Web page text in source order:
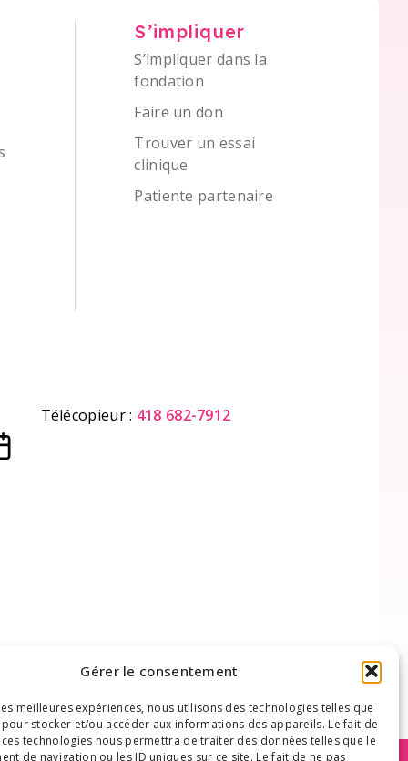
Gérer le consentement
meilleures expériences, nous utilisons des technologies telles que
stocker et/ou accéder aux informations des appareils. Le fait de
technologies nous permettra de traiter des données telles que le
de navigation ou les ID uniques sur ce site. Le fait de ne pas
S’impliquer
S’impliquer dans la
fondation
Faire un don
Trouver un essai
clinique
Patiente partenaire
Télécopieur : 418 682-7912